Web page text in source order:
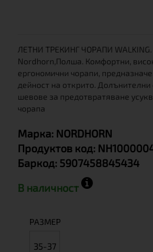
ЛЕТНИ ТРЕКИНГ ЧОРАПИ
Nordhorn,Полша. Комфортни,
ергономични чорапи,
дейност на открито. Долънителни
шевове за предотвратяване
чорапа
Марка: NORDHORN
Продуктов код:
Баркод: 5907458845434
В наличност
РАЗМЕР
35-37